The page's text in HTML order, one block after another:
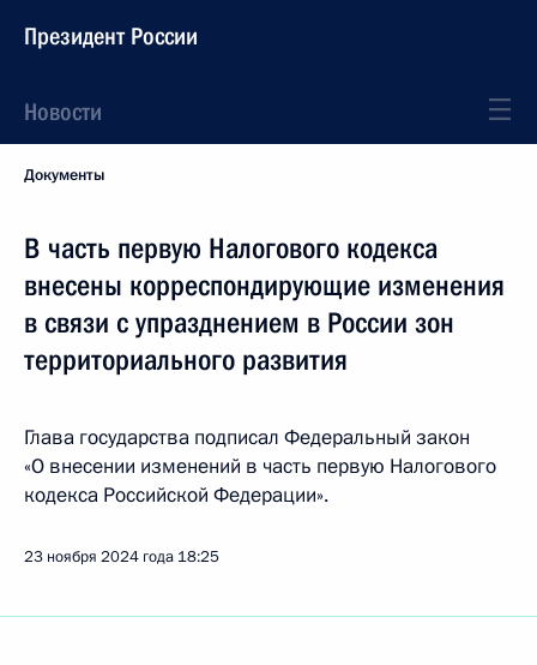
Президент России
Новости
Документы
В часть первую Налогового кодекса
внесены корреспондирующие изменения
в связи с упразднением в России зон
территориального развития
Глава государства подписал Федеральный закон
«О внесении изменений в часть первую Налогового
кодекса Российской Федерации».
23 ноября 2024 года 18:25